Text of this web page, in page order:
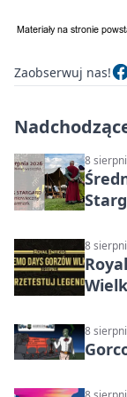
Zaobserwuj nas!
8
8
8